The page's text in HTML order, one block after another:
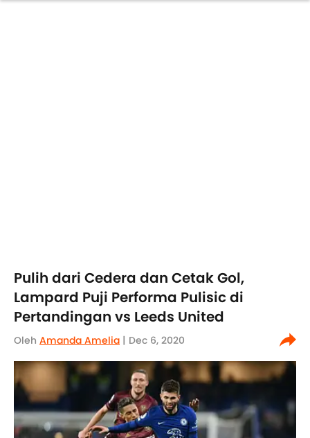
Pulih dari Cedera dan Cetak Gol,
Lampard Puji Performa Pulisic di
Pertandingan vs Leeds United
Oleh Amanda Amelia | Dec 6, 2020